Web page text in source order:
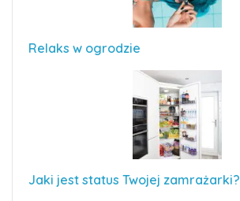
Relaks w ogrodzie
Jaki jest status Twojej zamrażarki?